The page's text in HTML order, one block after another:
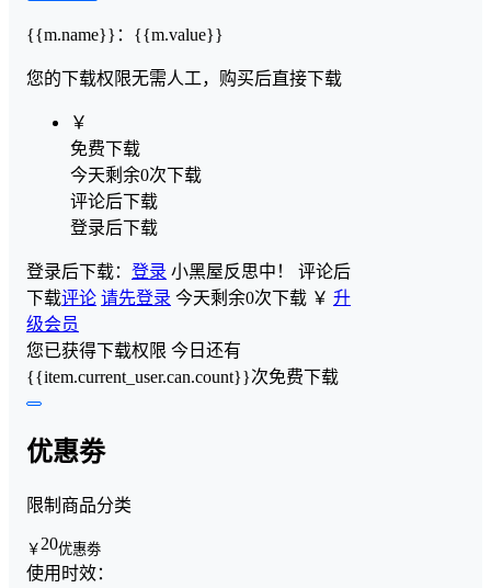
{{m.name}} ： {{m.value}}
您的下载权限无需人工，购买后直接下载
￥
免费下载
今天剩余0次下载
评论后下载
登录后下载
登录后下载： 登录 小黑屋反思中！ 评论后
下载评论 请先登录 今天剩余0次下载 ￥ 升
级会员
您已获得下载权限 今日还有
{{item.current_user.can.count}}次免费下载
优惠劵
限制商品分类
￥ 20优惠劵
使用时效：